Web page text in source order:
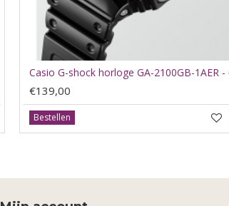
€139,00
Bestellen